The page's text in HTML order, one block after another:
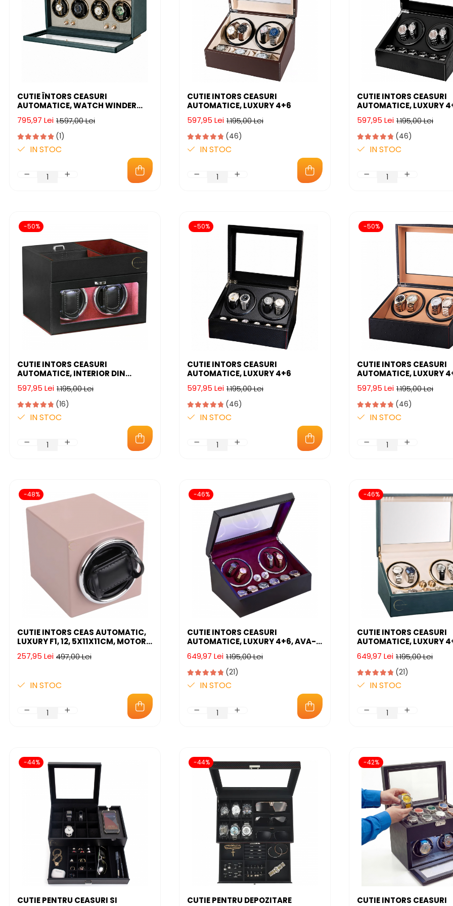
CUTIE ÎNTORS CEASURI
AUTOMATICE, WATCH WINDER
PENTRU 4 CEASURI AUTOMATE,
MOTOR SILENȚIOS, 4 PROGRAME
PRESETATE, ILUMINARE LED,
ALIMENTARE LA PRIZĂ
1.597,00 Lei
795,97 Lei
(1)
IN STOC
CUTIE INTORS CEASURI
AUTOMATICE, LUXURY 4+6
1.195,00 Lei
597,95 Lei
(46)
IN STOC
CUTIE INTORS CEASURI
AUTOMATICE, LUXURY
1.195,00 Lei
597,95 Lei
(46)
IN STOC
-50%
CUTIE INTORS CEASURI
AUTOMATICE, INTERIOR DIN
1.195,00 Lei
597,95 Lei
(16)
IN STOC
-50%
CUTIE INTORS CEASURI
AUTOMATICE, LUXURY 4+6
1.195,00 Lei
597,95 Lei
(46)
IN STOC
-50%
CUTIE INTORS CEASURI
AUTOMATICE, LUXURY
1.195,00 Lei
597,95 Lei
(46)
IN STOC
-48%
CUTIE INTORS CEAS AUTOMATIC,
LUXURY F1, 12, 5X11X11CM, MOTOR
497,00 Lei
257,95 Lei
IN STOC
-46%
CUTIE INTORS CEASURI
AUTOMATICE, LUXURY 4+6, AVA-
EXTERIOR PIELE
1.195,00 Lei
649,97 Lei
(21)
IN STOC
-46%
CUTIE INTORS CEASURI
AUTOMATICE, LUXURY
EXTERIOR PIELE
1.195,00 Lei
649,97 Lei
(21)
IN STOC
-44%
CUTIE PENTRU CEASURI SI
-44%
CUTIE PENTRU DEPOZITARE
-42%
CUTIE INTORS CEASURI